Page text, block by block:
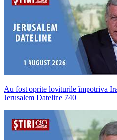
Au fost oprite loviturile împotriva
Jerusalem Dateline 740